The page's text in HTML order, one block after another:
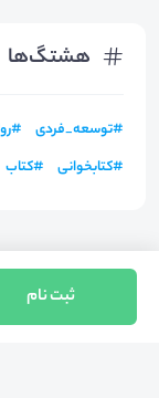
هشتگ‌ها
#توسعه_فردی #
#کتابخوانی #کتاب
ثبت نام